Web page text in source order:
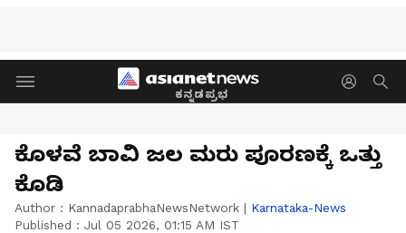
ಕನ್ನಡಪ್ರಭ
ಕೊಳವೆ ಬಾವಿ ಜಲ ಮರು ಪೂರಣಕ್ಕೆ ಒತ್ತು
ಕೊಡಿ
Author : KannadaprabhaNewsNetwork | Karnataka-News
Published : Jul 05 2026, 01:15 AM IST